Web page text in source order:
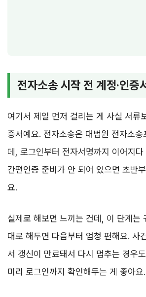
전자소송 시작 전 계정·인증
여기서 제일 먼저 걸리는 게 사실 서류
증서예요. 전자소송은 대법원 전자소송
데, 로그인부터 전자서명까지 이어지
간편인증 준비가 안 되어 있으면 초반
요.
실제로 해보면 느끼는 건데, 이 단계는
대로 해두면 다음부터 엄청 편해요. 사
서 갱신이 만료돼서 다시 멈추는 경우
미리 로그인까지 확인해두는 게 좋아요.